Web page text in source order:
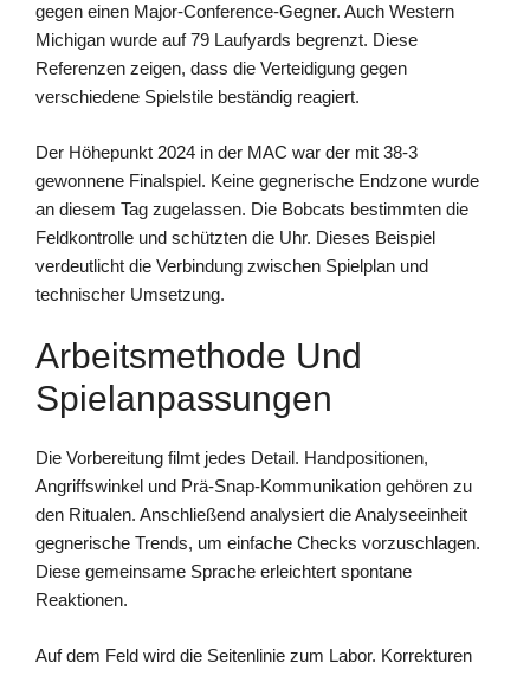
gegen einen Major-Conference-Gegner. Auch Western
Michigan wurde auf 79 Laufyards begrenzt. Diese
Referenzen zeigen, dass die Verteidigung gegen
verschiedene Spielstile beständig reagiert.
Der Höhepunkt 2024 in der MAC war der mit 38-3
gewonnene Finalspiel. Keine gegnerische Endzone wurde
an diesem Tag zugelassen. Die Bobcats bestimmten die
Feldkontrolle und schützten die Uhr. Dieses Beispiel
verdeutlicht die Verbindung zwischen Spielplan und
technischer Umsetzung.
Arbeitsmethode Und
Spielanpassungen
Die Vorbereitung filmt jedes Detail. Handpositionen,
Angriffswinkel und Prä-Snap-Kommunikation gehören zu
den Ritualen. Anschließend analysiert die Analyseeinheit
gegnerische Trends, um einfache Checks vorzuschlagen.
Diese gemeinsame Sprache erleichtert spontane
Reaktionen.
Auf dem Feld wird die Seitenlinie zum Labor. Korrekturen